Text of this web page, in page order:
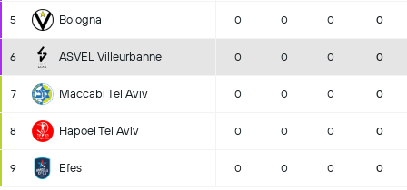
5 Bologna 0 0 0 0
6 ASVEL Villeurbanne 0 0 0 0
7 Maccabi Tel Aviv 0 0 0 0
8 Hapoel Tel Aviv 0 0 0 0
9 Efes 0 0 0 0